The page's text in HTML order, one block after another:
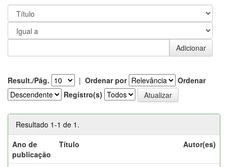
Result./Pág. | Ordenar por
Ordenar
Registro(s)
Resultado 1-1 de 1.
Ano de
publicação
Título Autor(es)